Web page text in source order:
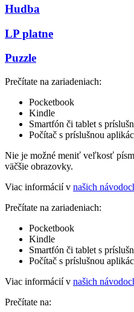
Hudba
LP platne
Puzzle
Prečítate na zariadeniach:
Pocketbook
Kindle
Smartfón či tablet s
Počítač s príslušnou
Nie je možné meniť veľkosť
väčšie obrazovky.
Viac informácií v našich
Prečítate na zariadeniach:
Pocketbook
Kindle
Smartfón či tablet s
Počítač s príslušnou
Viac informácií v našich
Prečítate na: